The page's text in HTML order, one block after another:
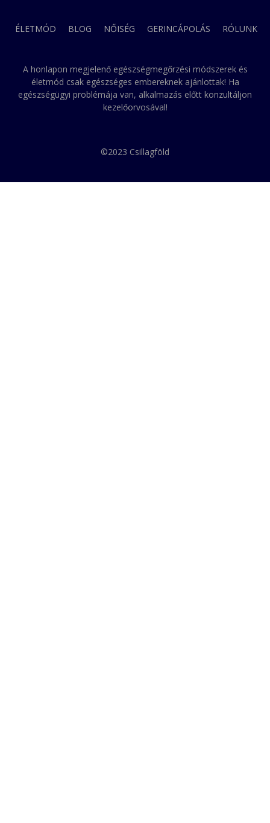
ÉLETMÓD BLOG NŐISÉG GERINCÁPOLÁS RÓLUNK
A honlapon megjelenő egészségmegőrzési módszerek és
életmód csak egészséges embereknek ajánlottak! Ha
egészségügyi problémája van, alkalmazás előtt konzultáljon
kezelőorvosával!
©2023 Csillagföld